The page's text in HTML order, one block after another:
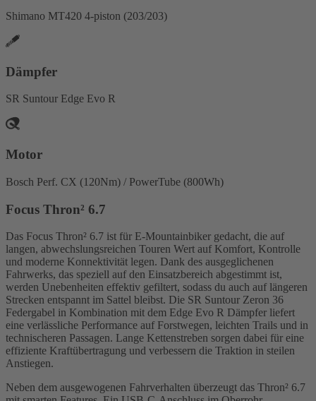
Shimano MT420 4-piston (203/203)
Dämpfer
SR Suntour Edge Evo R
Motor
Bosch Perf. CX (120Nm) / PowerTube (800Wh)
Focus Thron² 6.7
Das Focus Thron² 6.7 ist für E-Mountainbiker gedacht, die auf
langen, abwechslungsreichen Touren Wert auf Komfort, Kontrolle
und moderne Konnektivität legen. Dank des ausgeglichenen
Fahrwerks, das speziell auf den Einsatzbereich abgestimmt ist,
werden Unebenheiten effektiv gefiltert, sodass du auch auf längeren
Strecken entspannt im Sattel bleibst. Die SR Suntour Zeron 36
Federgabel in Kombination mit dem Edge Evo R Dämpfer liefert
eine verlässliche Performance auf Forstwegen, leichten Trails und in
technischeren Passagen. Lange Kettenstreben sorgen dabei für eine
effiziente Kraftübertragung und verbessern die Traktion in steilen
Anstiegen.
Neben dem ausgewogenen Fahrverhalten überzeugt das Thron² 6.7